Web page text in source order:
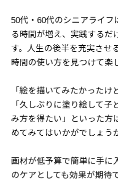
50代・60代のシニアライフ
る時間が増え、実践するだ
す。人生の後半を充実させ
時間の使い方を見つけて楽
「絵を描いてみたかったけ
「久しぶりに塗り絵して
み方を得たい」といった方
めてみてはいかがでしょう
画材が低予算で簡単に手に
のケアとしても効果が期待